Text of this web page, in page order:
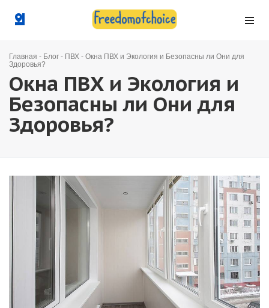
Главная - Блог - ПВХ - Окна ПВХ и Экология и Безопасны ли Они для
Здоровья?
Окна ПВХ и Экология и
Безопасны ли Они для
Здоровья?